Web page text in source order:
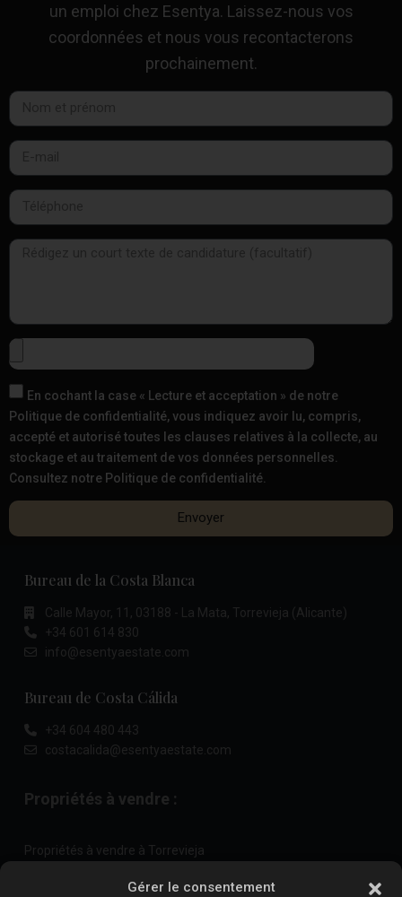
Gérer le consentement
un emploi chez Esentya. Laissez-nous vos
coordonnées et nous vous recontacterons
prochainement.
En cochant la case « Lecture et acceptation » de notre
Politique de confidentialité, vous indiquez avoir lu, compris,
accepté et autorisé toutes les clauses relatives à la collecte, au
stockage et au traitement de vos données personnelles.
Consultez notre Politique de confidentialité.
Envoyer
Bureau de la Costa Blanca
Calle Mayor, 11, 03188 - La Mata, Torrevieja (Alicante)
+34 601 614 830
info@esentyaestate.com
Bureau de Costa Cálida
+34 604 480 443
costacalida@esentyaestate.com
Propriétés à vendre :
Propriétés à vendre à Torrevieja